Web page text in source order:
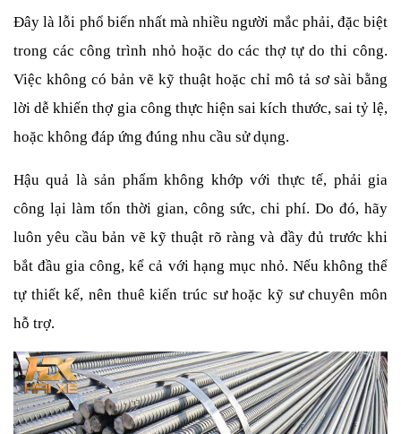
Đây là lỗi phổ biến nhất mà nhiều người mắc phải, đặc biệt
trong các công trình nhỏ hoặc do các thợ tự do thi công.
Việc không có bản vẽ kỹ thuật hoặc chỉ mô tả sơ sài bằng
lời dễ khiến thợ gia công thực hiện sai kích thước, sai tỷ lệ,
hoặc không đáp ứng đúng nhu cầu sử dụng.
Hậu quả là sản phẩm không khớp với thực tế, phải gia
công lại làm tốn thời gian, công sức, chi phí. Do đó, hãy
luôn yêu cầu bản vẽ kỹ thuật rõ ràng và đầy đủ trước khi
bắt đầu gia công, kể cả với hạng mục nhỏ. Nếu không thể
tự thiết kế, nên thuê kiến trúc sư hoặc kỹ sư chuyên môn
hỗ trợ.